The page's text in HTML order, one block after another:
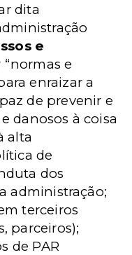
dita
e
e
enraizar a
de prevenir e
danosos à coisa
alta
de
dos
administração;
terceiros
parceiros);
de PAR